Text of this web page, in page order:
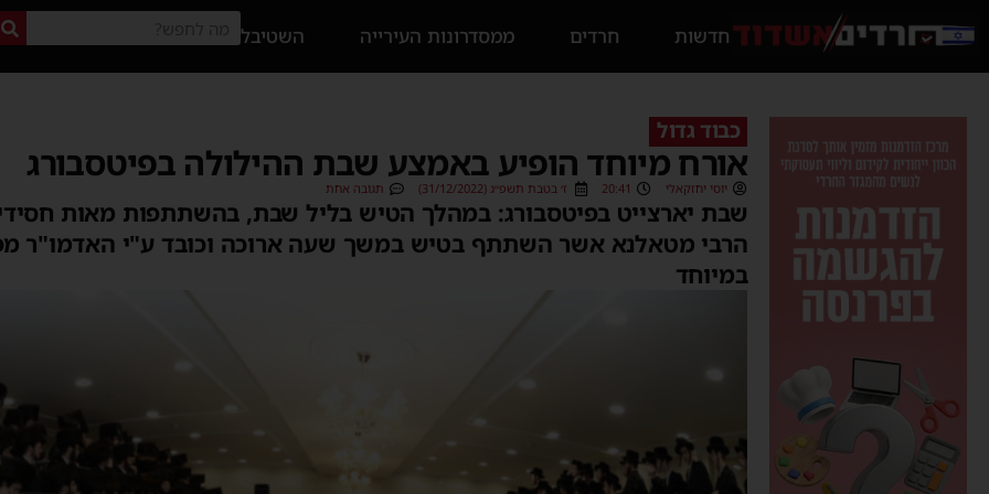
חדשות חרדים ממסדרונות העירייה השטיבל
כבוד גדול
אורח מיוחד הופיע באמצע שבת ההילולה בפיטסבורג
יוסי יחזקאלי 20:41 ז׳ בטבת תשפ״ג (31/12/2022) תגובה אחת
‏שבת יארצייט בפיטסבורג: במהלך הטיש בליל שבת, בהשתתפות מאות
הרבי מטאלנא אשר השתתף בטיש במשך שעה ארוכה וכובד ע"י האדמו"ר
במיוחד